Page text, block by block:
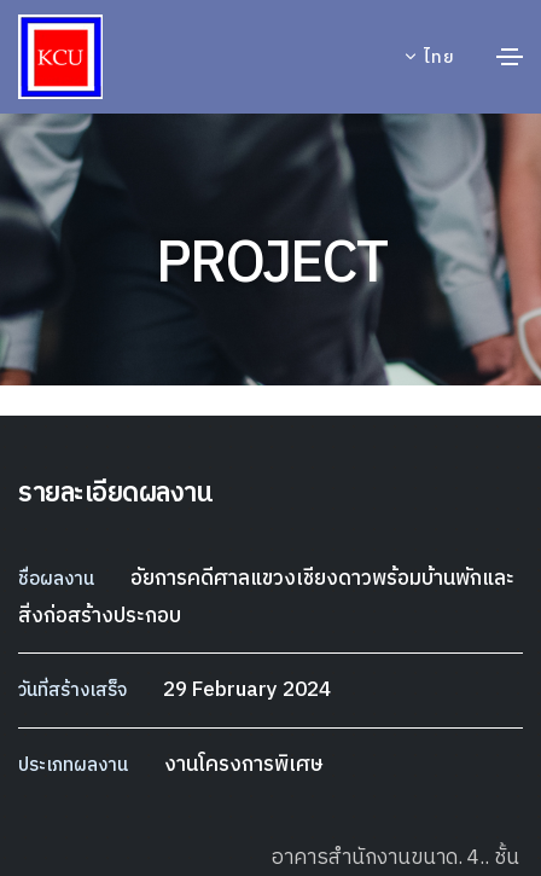
ไทย
PROJECT
รายละเอียดผลงาน
ชื่อผลงาน
อัยการคดีศาลแขวงเชียงดาวพร้อมบ้านพักและ
สิ่งก่อสร้างประกอบ
วันที่สร้างเสร็จ 29 February 2024
ประเภทผลงาน งานโครงการพิเศษ
อาคารสำนักงานขนาด. 4.. ชั้น